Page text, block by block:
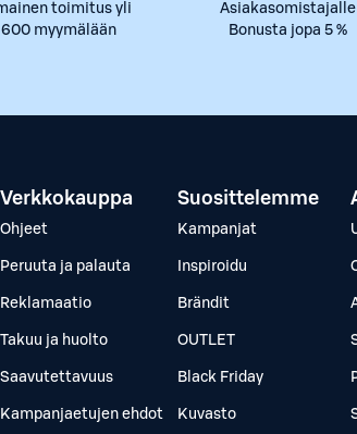
toimitus yli
600 myymälään
Asiakasomistajalle
Bonusta jopa 5 %
Verkkokauppa
Ohjeet
Peruuta ja palauta
Reklamaatio
Takuu ja huolto
Saavutettavuus
Kampanjaetujen ehdot
Suosittelemme
Kampanjat
Inspiroidu
Brändit
OUTLET
Black Friday
Kuvasto